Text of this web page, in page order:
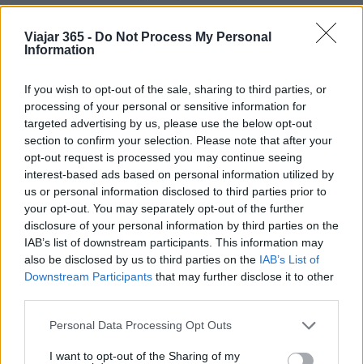
Viajar 365 - Do Not Process My Personal
Information
If you wish to opt-out of the sale, sharing to third parties, or
processing of your personal or sensitive information for
targeted advertising by us, please use the below opt-out
section to confirm your selection. Please note that after your
opt-out request is processed you may continue seeing
interest-based ads based on personal information utilized by
us or personal information disclosed to third parties prior to
your opt-out. You may separately opt-out of the further
disclosure of your personal information by third parties on the
IAB’s list of downstream participants. This information may
also be disclosed by us to third parties on the IAB’s List of
Downstream Participants that may further disclose it to other
Please note that this website/app uses one or more Google
not limited to your visit or usage behaviour. You may click to
Personal Data Processing Opt Outs
I want to opt-out of the Sharing of my
Tarangire, además de los dos primeros, pueden
ir en un safari de mediana duración, es decir,
una semana. En caso de que haya aún más tiempo
Parque Nacional de Arusha y el lago Eyasi se
pueden agregar a la lista de destinos.
Dependiendo de su experiencia,
¿Cuál es el número ideal de días para un
safari en Tanzania?
Por supuesto, no hay una respuesta única, porque
depende de las condiciones de viaje y del
presupuesto que tenga disponible. Por ejemplo,
quienes viajan en compañía de niñosuna
buena opción es no exceder los 5 días. Esto para